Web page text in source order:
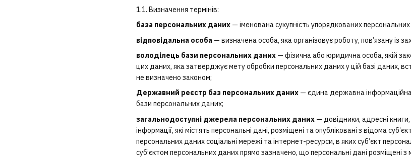
1.1. Визначення термінів:
база персональних даних — іменована сукупність упорядкованих
відповідальна особа — визначена особа, яка організовує роботу, пов’язану із
володілець бази персональних даних — фізична або юридична особа, якій
цих даних, яка затверджує мету обробки персональних даних у цій базі даних,
не визначено законом;
Державний реєстр баз персональних даних — єдина державна
бази персональних даних;
загальнодоступні джерела персональних даних — довідники, адресні
інформації, які містять персональні дані, розміщені та опубліковані з відома
персональних даних соціальні мережі та інтернет-ресурси, в яких суб’єкт
суб’єктом персональних даних прямо зазначено, що персональні дані розміщені